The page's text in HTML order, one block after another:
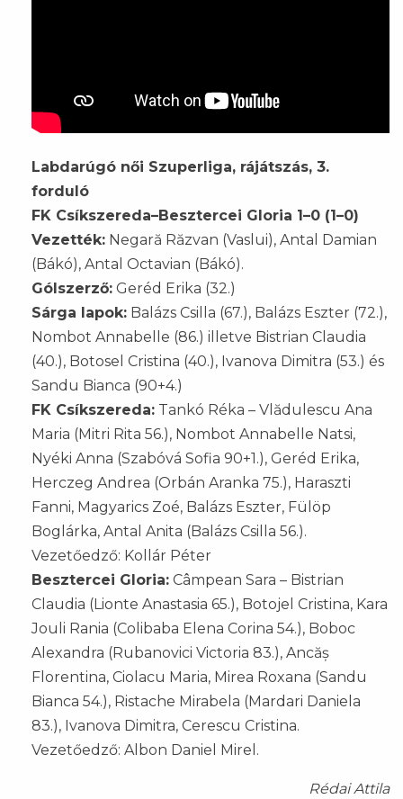
Labdarúgó női Szuperliga, rájátszás, 3.
forduló
FK Csíkszereda–Besztercei Gloria 1–0 (1–0)
Vezették: Negară Răzvan (Vaslui), Antal Damian
(Bákó), Antal Octavian (Bákó).
Gólszerző: Geréd Erika (32.)
Sárga lapok: Balázs Csilla (67.), Balázs Eszter (72.),
Nombot Annabelle (86.) illetve Bistrian Claudia
(40.), Botosel Cristina (40.), Ivanova Dimitra (53.) és
Sandu Bianca (90+4.)
FK Csíkszereda: Tankó Réka – Vlădulescu Ana
Maria (Mitri Rita 56.), Nombot Annabelle Natsi,
Nyéki Anna (Szabóvá Sofia 90+1.), Geréd Erika,
Herczeg Andrea (Orbán Aranka 75.), Haraszti
Fanni, Magyarics Zoé, Balázs Eszter, Fülöp
Boglárka, Antal Anita (Balázs Csilla 56.).
Vezetőedző: Kollár Péter
Besztercei Gloria: Câmpean Sara – Bistrian
Claudia (Lionte Anastasia 65.), Botojel Cristina, Kara
Jouli Rania (Colibaba Elena Corina 54.), Boboc
Alexandra (Rubanovici Victoria 83.), Ancăș
Florentina, Ciolacu Maria, Mirea Roxana (Sandu
Bianca 54.), Ristache Mirabela (Mardari Daniela
83.), Ivanova Dimitra, Cerescu Cristina.
Vezetőedző: Albon Daniel Mirel.
Rédai Attila